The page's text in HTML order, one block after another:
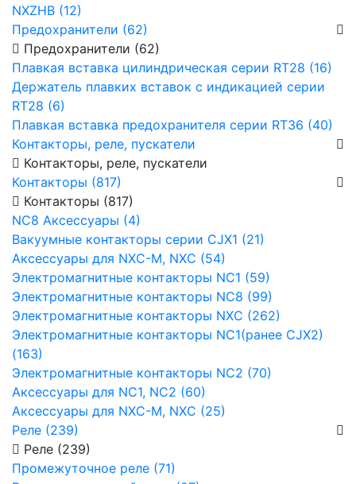
NXZHB (12)
Предохранители (62)
Предохранители (62)
Плавкая вставка цилиндрическая серии RT28 (16)
Держатель плавких вставок с индикацией серии
RT28 (6)
Плавкая вставка предохранителя серии RT36 (40)
Контакторы, реле, пускатели
Контакторы, реле, пускатели
Контакторы (817)
Контакторы (817)
NC8 Аксессуары (4)
Вакуумные контакторы серии CJX1 (21)
Аксессуары для NXC-M, NXC (54)
Электромагнитные контакторы NC1 (59)
Электромагнитные контакторы NC8 (99)
Электромагнитные контакторы NXC (262)
Электромагнитные контакторы NC1(ранее CJX2)
(163)
Электромагнитные контакторы NC2 (70)
Аксессуары для NC1, NC2 (60)
Аксессуары для NXC-M, NXC (25)
Реле (239)
Реле (239)
Промежуточное реле (71)